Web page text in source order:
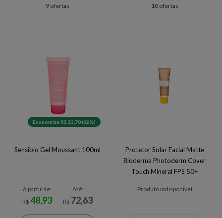
9 ofertas 10 ofertas
Economize R$ 23,70 (32%)
Sensibio Gel Moussant 100ml
A partir de:
R$48,93
Até:
R$ 72,63
Protetor Solar Facial Matte
Bioderma Photoderm Cover
Touch Mineral FPS 50+
Produto indisponível